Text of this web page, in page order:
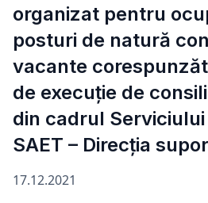
organizat pentru
posturi de natură
vacante
de execuție de
din cadrul
SAET – Direcția
17.12.2021